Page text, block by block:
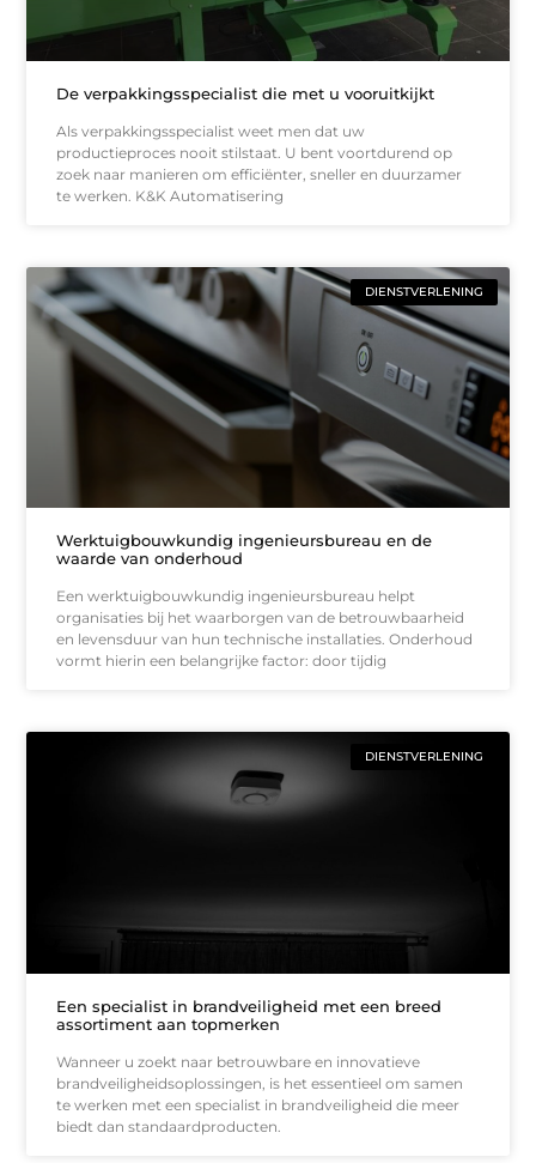
De verpakkingsspecialist die met u vooruitkijkt
Als verpakkingsspecialist weet men dat uw
productieproces nooit stilstaat. U bent voortdurend op
zoek naar manieren om efficiënter, sneller en duurzamer
te werken. K&K Automatisering
DIENSTVERLENING
Werktuigbouwkundig ingenieursbureau en de
waarde van onderhoud
Een werktuigbouwkundig ingenieursbureau helpt
organisaties bij het waarborgen van de betrouwbaarheid
en levensduur van hun technische installaties. Onderhoud
vormt hierin een belangrijke factor: door tijdig
DIENSTVERLENING
Een specialist in brandveiligheid met een breed
assortiment aan topmerken
Wanneer u zoekt naar betrouwbare en innovatieve
brandveiligheidsoplossingen, is het essentieel om samen
te werken met een specialist in brandveiligheid die meer
biedt dan standaardproducten.